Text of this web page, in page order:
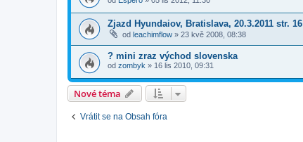
Zjazd Hyundaiov, Bratislava, 20.3.2011 str. 16
od leachimflow » 23 kvě 2008, 08:38
? mini zraz východ slovenska
od zombyk » 16 lis 2010, 09:31
Nové téma
Vrátit se na Obsah fóra